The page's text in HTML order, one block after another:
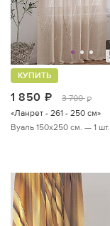
1 850 руб.
3 700 руб.
КУПИТЬ
«Ланрет - 261 - 250 см»
Вуаль 150х250 см. — 1 шт.